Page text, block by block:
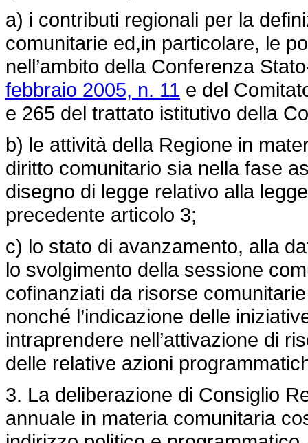
a) i contributi regionali per la
comunitarie ed,in particolare, le
nell’ambito della Conferenza
febbraio 2005, n. 11 e del
e 265 del trattato istitutivo della
b) le attività della Regione in
diritto comunitario sia nella fase
disegno di legge relativo alla
precedente articolo 3;
c) lo stato di avanzamento, alla
lo svolgimento della sessione
cofinanziati da risorse
nonché l’indicazione delle
intraprendere nell’attivazione di
delle relative azioni
3. La deliberazione di Consiglio
annuale in materia comunitaria